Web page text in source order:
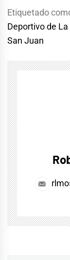
Etiquetado
Deportivo de La
San Juan